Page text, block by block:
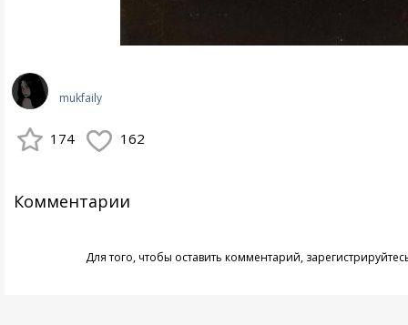
mukfaily
174 162
Комментарии
Для того, чтобы оставить комментарий,